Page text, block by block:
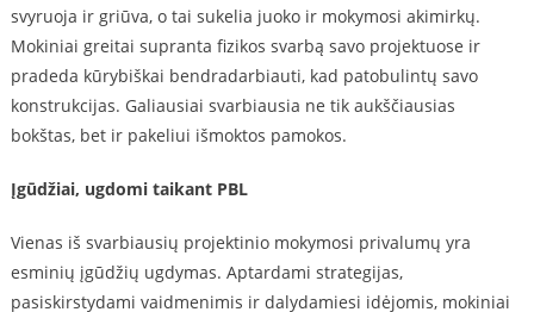
svyruoja ir griūva, o tai sukelia juoko ir mokymosi akimirkų.
Mokiniai greitai supranta fizikos svarbą savo projektuose ir
pradeda kūrybiškai bendradarbiauti, kad patobulintų savo
konstrukcijas. Galiausiai svarbiausia ne tik aukščiausias
bokštas, bet ir pakeliui išmoktos pamokos.
Įgūdžiai, ugdomi taikant PBL
Vienas iš svarbiausių projektinio mokymosi privalumų yra
esminių įgūdžių ugdymas. Aptardami strategijas,
pasiskirstydami vaidmenimis ir dalydamiesi idėjomis, mokiniai